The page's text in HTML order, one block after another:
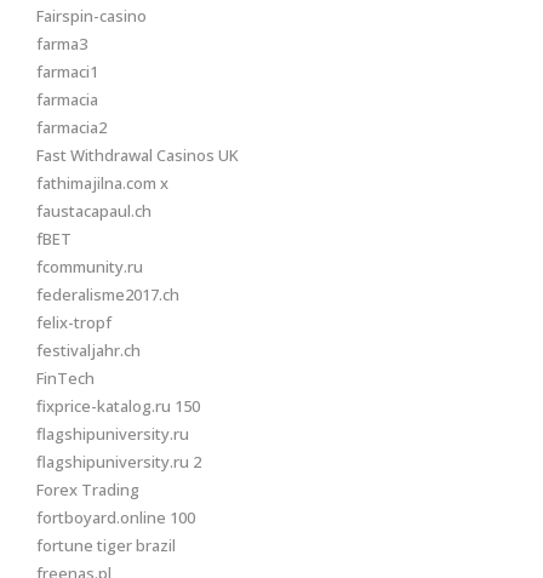
Fairspin-casino
farma3
farmaci1
farmacia
farmacia2
Fast Withdrawal Casinos UK
fathimajilna.com x
faustacapaul.ch
fBET
fcommunity.ru
federalisme2017.ch
felix-tropf
festivaljahr.ch
FinTech
fixprice-katalog.ru 150
flagshipuniversity.ru
flagshipuniversity.ru 2
Forex Trading
fortboyard.online 100
fortune tiger brazil
freenas.pl